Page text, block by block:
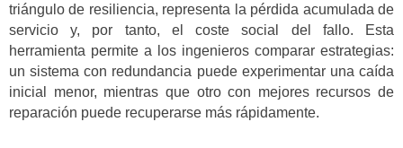
triángulo de resiliencia, representa la pérdida acumulada de
servicio y, por tanto, el coste social del fallo. Esta
herramienta permite a los ingenieros comparar estrategias:
un sistema con redundancia puede experimentar una caída
inicial menor, mientras que otro con mejores recursos de
reparación puede recuperarse más rápidamente.